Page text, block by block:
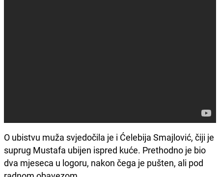
O ubistvu muža svjedočila je i Ćelebija Smajlović, čiji je
suprug Mustafa ubijen ispred kuće. Prethodno je bio
dva mjeseca u logoru, nakon čega je pušten, ali pod